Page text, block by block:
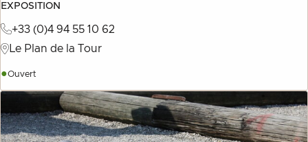
EXPOSITION
+33 (0)4 94 55 10 62
Le Plan de la Tour
●Ouvert